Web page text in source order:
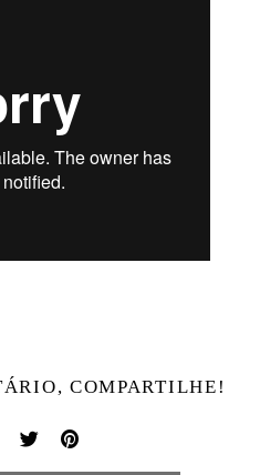
COMPARTILHE!